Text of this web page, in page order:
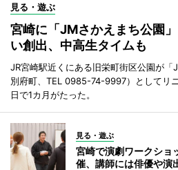
見る・遊ぶ
宮崎に「JMさかえまち公園
い創出、中高生タイムも
JR宮崎駅近くにある旧栄町街区公園が
別府町、TEL 0985-74-9997）としてリ
日で1カ月がたった。
見る・遊ぶ
宮崎で演劇ワークシ
催、講師には俳優や演